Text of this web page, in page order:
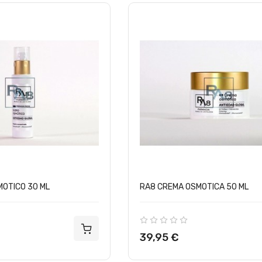
30 ML RA8 CREMA OSMOTICA 50 ML
Precio
39,95 €